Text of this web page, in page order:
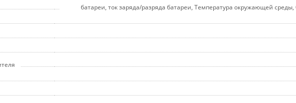
батареи, ток заряда/разряда батареи, Температура окружающей